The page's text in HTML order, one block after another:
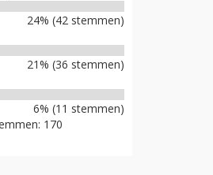
24% (42 stemmen)
21% (36 stemmen)
6% (11 stemmen)
170